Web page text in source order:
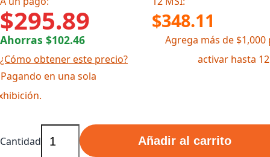
$295.89 $348.11
Ahorras $102.46
¿Cómo obtener este precio?
en una sola
Agrega más de $1,000
activar hasta
Cantidad Añadir al carrito